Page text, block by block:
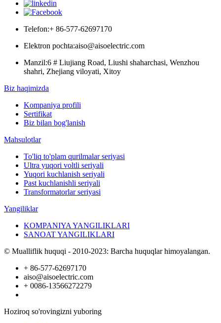
Telefon:+ 86-577-62697170
Elektron pochta:aiso@aisoelectric.com
Manzil:6 # Liujiang Road, Liushi shaharchasi, Wenzhou
shahri, Zhejiang viloyati, Xitoy
Biz haqimizda
Kompaniya profili
Sertifikat
Biz bilan bog'lanish
Mahsulotlar
To'liq to'plam qurilmalar seriyasi
Ultra yuqori voltli seriyali
Yuqori kuchlanish seriyali
Past kuchlanishli seriyali
Transformatorlar seriyasi
Yangiliklar
KOMPANIYA YANGILIKLARI
SANOAT YANGILIKLARI
© Mualliflik huquqi - 2010-2023: Barcha huquqlar himoyalangan.
+ 86-577-62697170
aiso@aisoelectric.com
+ 0086-13566272279
Hoziroq so'rovingizni yuboring